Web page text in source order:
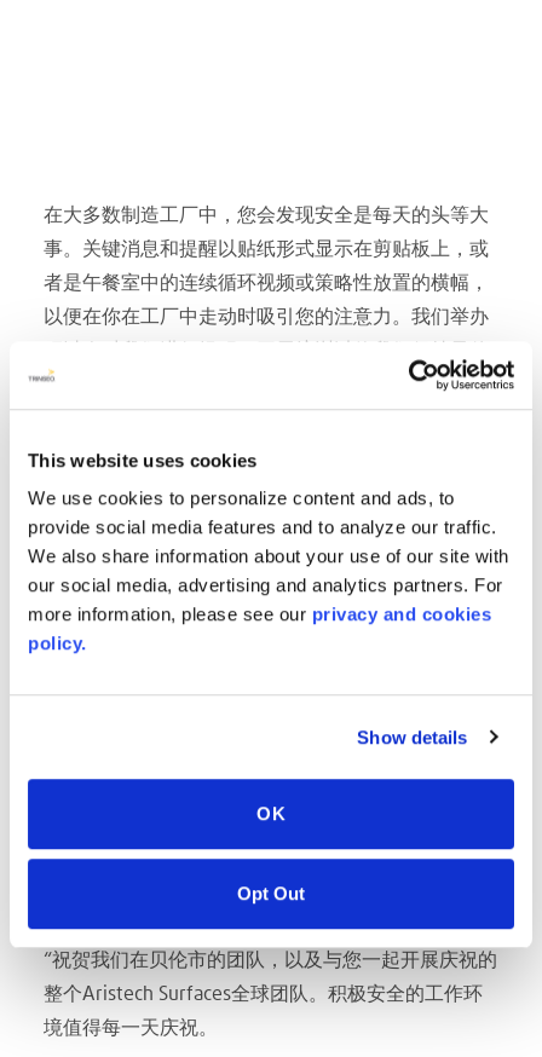
This website uses cookies
We use cookies to personalize content and ads, to
provide social media features and to analyze our traffic.
We also share information about your use of our site with
our social media, advertising and analytics partners. For
more information, please see our privacy and cookies
policy.
Show details
OK
Opt Out
在大多数制造工厂中，您会发现安全是每天的头等大
事。关键消息和提醒以贴纸形式显示在剪贴板上，或
者是午餐室中的连续循环视频或策略性放置的横幅，
以便在你在工厂中走动时吸引您的注意力。我们举办
状态，而个人防护设备已经时刻准备好。在Aristech
分。我们以安全信息引导每次会议，并依靠我们的指
进，因为我们努力在我们所做的一切中提供最好的东
西”。作为一个组织，我们始终保持谨慎的态度，但也
准备好在有理由时开展庆祝。我们在美国新墨西哥州
贝伦市的制造工厂已经超过了6年大关，没有发生一
起可记录的事故和一起误工事故。
Aristech Surfaces首席执行官Michael Gilbert 说。“每
个员工到达时都应该安全上班，安全下班……不受任何
伤害。在这个安全至关重要的时代……我们只是在做我
们自然要做的事情。
“祝贺我们在贝伦市的团队，以及与您一起开展庆祝的
整个Aristech Surfaces全球团队。积极安全的工作环
境值得每一天庆祝。